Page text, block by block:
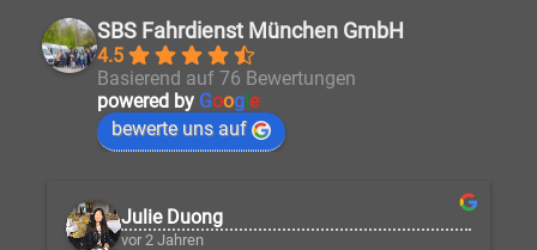
SBS Fahrdienst München GmbH
4.5
Basierend auf 76 Bewertungen
powered by Googl e
bewerte uns auf
Julie Duong
vor 2 Jahren